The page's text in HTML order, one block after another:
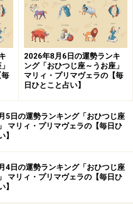
輩の面倒を見ると感謝されそ
の【大人のための星占い】
座（12月22日～1月19日
到来。座るなら最前列を選ぼ
毎
2026年8月6日の運勢ランキ
ング「おひつじ座～うお座」
マリィ・プリマヴェラの【毎
日ひとこと占い】
5日の運勢ランキング「おひつじ座
マリィ・プリマヴェラの【毎日ひ
】
4日の運勢ランキング「おひつじ座
マリィ・プリマヴェラの【毎日ひ
】